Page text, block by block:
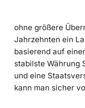
ohne größere
Jahrzehnten ein
basierend auf
stabilste Währung
und eine
kann man sicher